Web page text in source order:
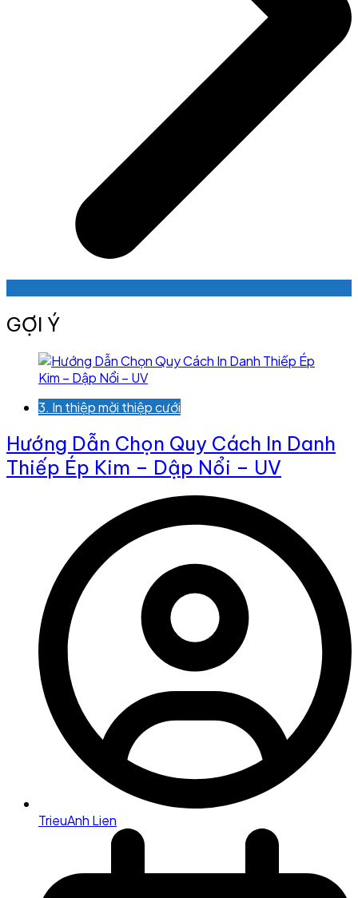
GỢI Ý
3. In thiệp mời thiệp cưới
Hướng Dẫn Chọn Quy Cách In Danh
Thiếp Ép Kim – Dập Nổi – UV
TrieuAnh Lien